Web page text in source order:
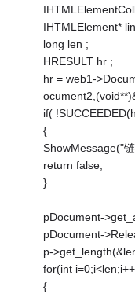
IHTMLElement*
long len ;
HRESULT hr ;
hr = web1-
if(
{
ShowMessage("
return false;
}
pDocument-
pDocument-
p-
for(int
{